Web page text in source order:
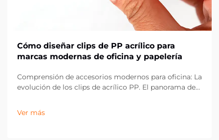
Cómo diseñar clips de PP acrílico para
marcas modernas de oficina y papelería
Comprensión de accesorios modernos para oficina: La
evolución de los clips de acrílico PP. El panorama de
drásticamente en la última década, con los clips de
acrílico PP emergiendo como un componente
Ver más